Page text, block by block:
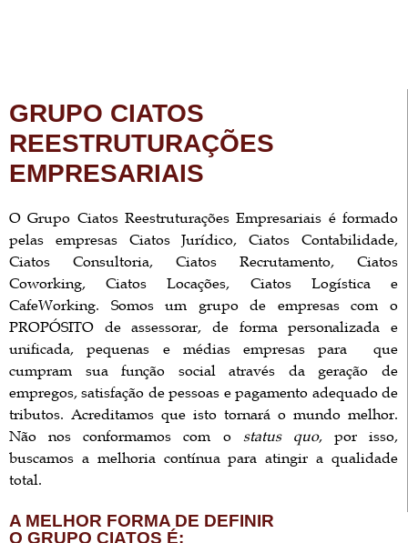
GRUPO CIATOS
REESTRUTURAÇÕES
EMPRESARIAIS
O Grupo Ciatos Reestruturações Empresariais é formado
pelas empresas Ciatos Jurídico, Ciatos Contabilidade,
Ciatos Consultoria, Ciatos Recrutamento, Ciatos
Coworking, Ciatos Locações, Ciatos Logística e
CafeWorking. Somos um grupo de empresas com o
PROPÓSITO de assessorar, de forma personalizada e
unificada, pequenas e médias empresas para que
cumpram sua função social através da geração de
empregos, satisfação de pessoas e pagamento adequado de
tributos. Acreditamos que isto tornará o mundo melhor.
Não nos conformamos com o status quo, por isso,
buscamos a melhoria contínua para atingir a qualidade
total.
A MELHOR FORMA DE DEFINIR
O GRUPO CIATOS É: